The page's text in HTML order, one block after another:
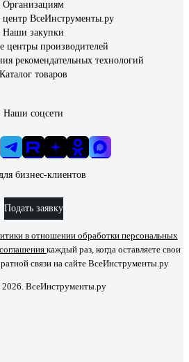
Организациям
ВсеИнструменты.ру
Наши закупки
центры производителей
рекомендательных технологий
Каталог товаров
Наши соцсети
бизнес-клиентов
Подать заявку
в отношении обработки персональных
каждый раз, когда оставляете свои
связи на сайте ВсеИнструменты.ру
ВсеИнструменты.ру